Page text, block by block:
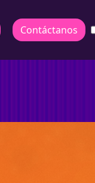
Contáctanos